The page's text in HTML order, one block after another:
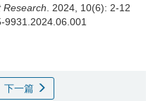
Research . 2024, 10(6): 2-12
9931.2024.06.001
下一篇